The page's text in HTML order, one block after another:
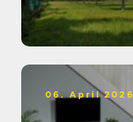
06. April 2026